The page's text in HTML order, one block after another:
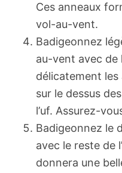
Ces anneaux
vol-au-vent.
Badigeonnez
au-vent avec de
délicatement
sur le dessus
l’uf. Assurez-
Badigeonnez le
avec le reste de
donnera une